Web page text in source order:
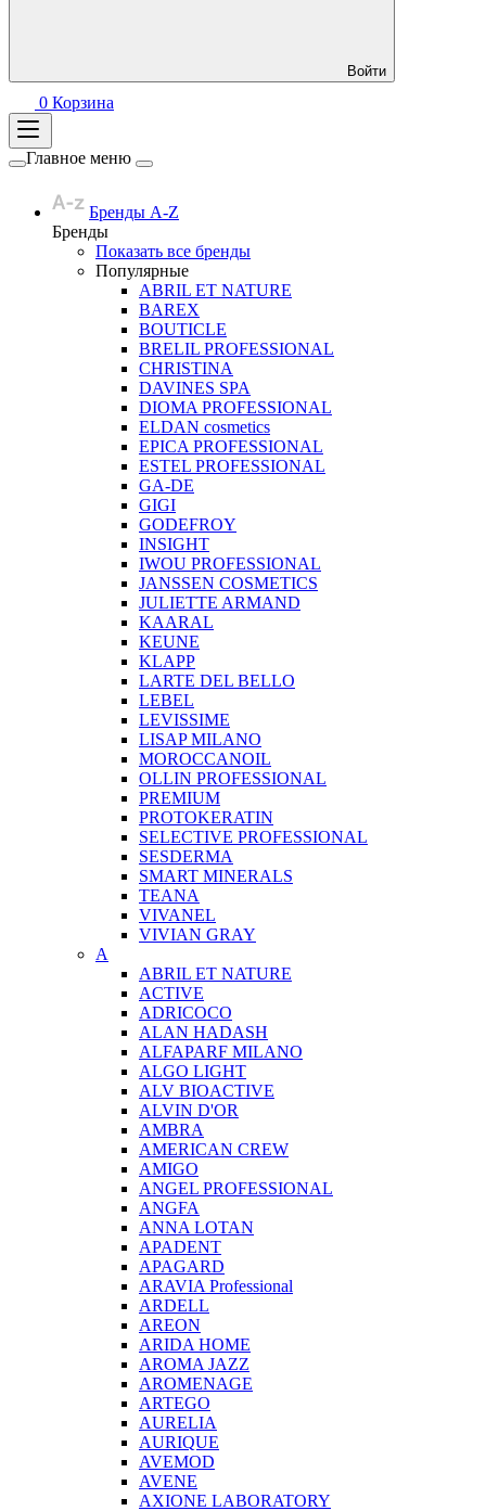
Войти
0 Корзина
Главное меню
Бренды A-Z
Бренды
Показать все бренды
Популярные
ABRIL ET NATURE
BAREX
BOUTICLE
BRELIL PROFESSIONAL
CHRISTINA
DAVINES SPA
DIOMA PROFESSIONAL
ELDAN cosmetics
EPICA PROFESSIONAL
ESTEL PROFESSIONAL
GA-DE
GIGI
GODEFROY
INSIGHT
IWOU PROFESSIONAL
JANSSEN COSMETICS
JULIETTE ARMAND
KAARAL
KEUNE
KLAPP
LARTE DEL BELLO
LEBEL
LEVISSIME
LISAP MILANO
MOROCCANOIL
OLLIN PROFESSIONAL
PREMIUM
PROTOKERATIN
SELECTIVE PROFESSIONAL
SESDERMA
SMART MINERALS
TEANA
VIVANEL
VIVIAN GRAY
A
ABRIL ET NATURE
ACTIVE
ADRICOCO
ALAN HADASH
ALFAPARF MILANO
ALGO LIGHT
ALV BIOACTIVE
ALVIN D'OR
AMBRA
AMERICAN CREW
AMIGO
ANGEL PROFESSIONAL
ANGFA
ANNA LOTAN
APADENT
APAGARD
ARAVIA Professional
ARDELL
AREON
ARIDA HOME
AROMA JAZZ
AROMENAGE
ARTEGO
AURELIA
AURIQUE
AVEMOD
AVENE
AXIONE LABORATORY